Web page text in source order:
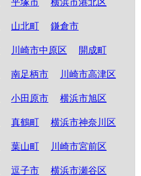
平塚市 横浜市港北区
山北町 鎌倉市
川崎市中原区 開成町
南足柄市 川崎市高津区
小田原市 横浜市旭区
真鶴町 横浜市神奈川区
葉山町 川崎市宮前区
逗子市 横浜市瀬谷区